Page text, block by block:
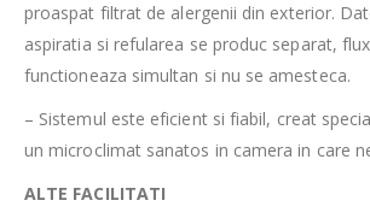
proaspat filtrat de alergenii din exterior.
aspiratia si refularea se produc separat,
functioneaza simultan si nu se amesteca.
– Sistemul este eficient si fiabil, creat
un microclimat sanatos in camera in care
ALTE FACILITATI